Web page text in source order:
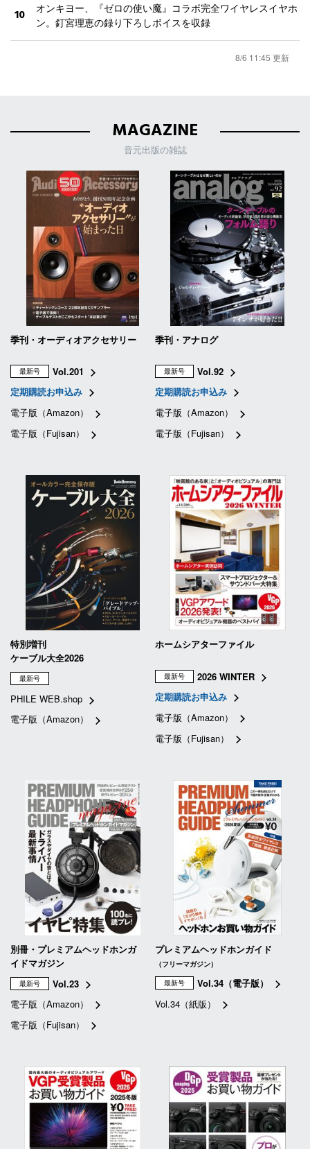
10
オンキヨー、『ゼロの使い魔』コラボ完全ワイヤレスイヤホ
ン。釘宮理恵の録り下ろしボイスを収録
8/6 11:45 更新
MAGAZINE
音元出版の雑誌
季刊・オーディオアクセサリー
最新号
Vol.201
定期購読お申込み
電子版（Amazon）
電子版（Fujisan）
季刊・アナログ
最新号
Vol.92
定期購読お申込み
電子版（Amazon）
電子版（Fujisan）
特別増刊
ケーブル大全2026
最新号
PHILE WEB.shop
電子版（Amazon）
ホームシアターファイル
最新号
2026 WINTER
定期購読お申込み
電子版（Amazon）
電子版（Fujisan）
別冊・プレミアムヘッドホンガ
イドマガジン
最新号
Vol.23
電子版（Amazon）
電子版（Fujisan）
プレミアムヘッドホンガイド
（フリーマガジン）
最新号
Vol.34（電子版）
Vol.34（紙版）